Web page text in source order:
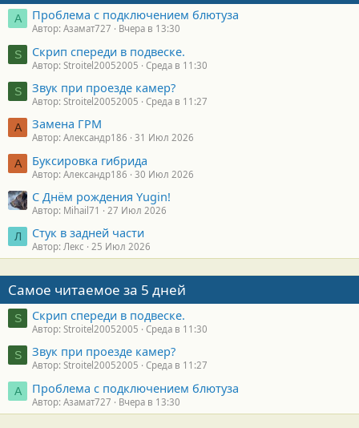
А Проблема с подключением блютуза
Автор: Азамат727 Вчера в 13:30
S Скрип спереди в подвеске.
Автор: Stroitel20052005 Среда в 11:30
S Звук при проезде камер?
Автор: Stroitel20052005 Среда в 11:27
А Замена ГРМ
Автор: Александр186 31 Июл 2026
А Буксировка гибрида
Автор: Александр186 30 Июл 2026
С Днём рождения Yugin!
Автор: Mihail71 27 Июл 2026
Л Стук в задней части
Автор: Лекс 25 Июл 2026
Самое читаемое за 5 дней
S Скрип спереди в подвеске.
Автор: Stroitel20052005 Среда в 11:30
S Звук при проезде камер?
Автор: Stroitel20052005 Среда в 11:27
А Проблема с подключением блютуза
Автор: Азамат727 Вчера в 13:30